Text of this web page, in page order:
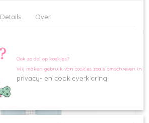
Details Over
Ook zo dol op koekjes?
Wij maken gebruik van cookies zoals omschreven in
privacy- en cookieverklaring.